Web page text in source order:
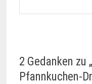
2 Gedanken zu „
Pfannkuchen-